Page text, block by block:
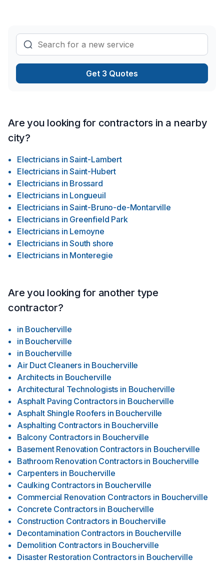
Get 3 Quotes
Are you looking for contractors in a nearby
city?
Electricians in Saint-Lambert
Electricians in Saint-Hubert
Electricians in Brossard
Electricians in Longueuil
Electricians in Saint-Bruno-de-Montarville
Electricians in Greenfield Park
Electricians in Lemoyne
Electricians in South shore
Electricians in Monteregie
Are you looking for another type
contractor?
in Boucherville
in Boucherville
in Boucherville
Air Duct Cleaners in Boucherville
Architects in Boucherville
Architectural Technologists in Boucherville
Asphalt Paving Contractors in Boucherville
Asphalt Shingle Roofers in Boucherville
Asphalting Contractors in Boucherville
Balcony Contractors in Boucherville
Basement Renovation Contractors in Boucherville
Bathroom Renovation Contractors in Boucherville
Carpenters in Boucherville
Caulking Contractors in Boucherville
Commercial Renovation Contractors in Boucherville
Concrete Contractors in Boucherville
Construction Contractors in Boucherville
Decontamination Contractors in Boucherville
Demolition Contractors in Boucherville
Disaster Restoration Contractors in Boucherville